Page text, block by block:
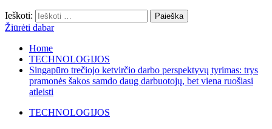
Ieškoti:
Žiūrėti dabar
Home
TECHNOLOGIJOS
Singapūro trečiojo ketvirčio darbo perspektyvų tyrimas: trys
pramonės šakos samdo daug darbuotojų, bet viena ruošiasi
atleisti
TECHNOLOGIJOS